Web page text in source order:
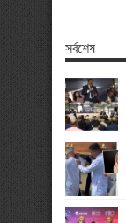
সর্বশেষ